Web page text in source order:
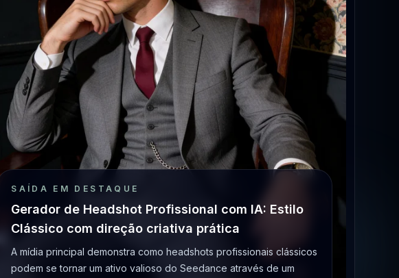
SAÍDA EM DESTAQUE
Gerador de Headshot Profissional com IA: Estilo
Clássico com direção criativa prática
A mídia principal demonstra como headshots profissionais clássicos
podem se tornar um ativo valioso do Seedance através de um